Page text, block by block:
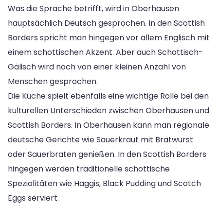
Was die Sprache betrifft, wird in Oberhausen
hauptsächlich Deutsch gesprochen. In den Scottish
Borders spricht man hingegen vor allem Englisch mit
einem schottischen Akzent. Aber auch Schottisch-
Gälisch wird noch von einer kleinen Anzahl von
Menschen gesprochen.
Die Küche spielt ebenfalls eine wichtige Rolle bei den
kulturellen Unterschieden zwischen Oberhausen und
Scottish Borders. In Oberhausen kann man regionale
deutsche Gerichte wie Sauerkraut mit Bratwurst
oder Sauerbraten genießen. In den Scottish Borders
hingegen werden traditionelle schottische
Spezialitäten wie Haggis, Black Pudding und Scotch
Eggs serviert.